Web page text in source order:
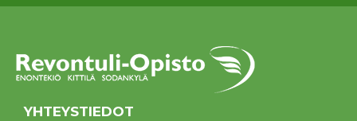
YHTEYSTIEDOT